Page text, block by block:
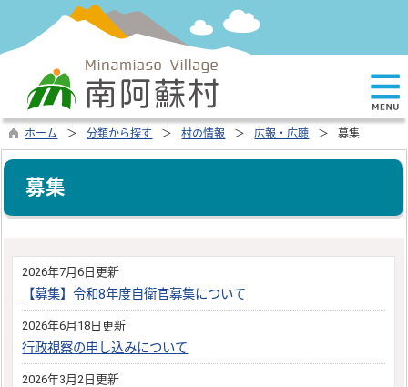
ホーム 分類から探す 村の情報 広報・広聴 募集
募集
2026年7月6日更新
【募集】令和8年度自衛官募集について
2026年6月18日更新
行政視察の申し込みについて
2026年3月2日更新